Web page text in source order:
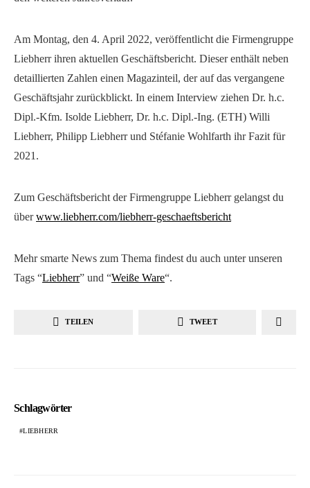
Am Montag, den 4. April 2022, veröffentlicht die Firmengruppe
Liebherr ihren aktuellen Geschäftsbericht. Dieser enthält neben
detaillierten Zahlen einen Magazinteil, der auf das vergangene
Geschäftsjahr zurückblickt. In einem Interview ziehen Dr. h.c.
Dipl.-Kfm. Isolde Liebherr, Dr. h.c. Dipl.-Ing. (ETH) Willi
Liebherr, Philipp Liebherr und Stéfanie Wohlfarth ihr Fazit für
2021.
Zum Geschäftsbericht der Firmengruppe Liebherr gelangst du
überwww.liebherr.com/liebherr-geschaeftsbericht
Mehr smarte News zum Thema findest du auch unter unseren
Tags “Liebherr” und “Weiße Ware“.
TEILEN TWEET
Schlagwörter
LIEBHERR